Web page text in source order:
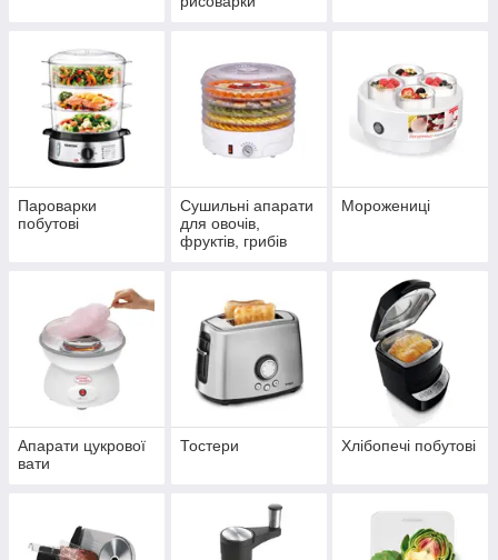
Замовити кухонну техніку
Пароварки
побутові
Сушильні апарати
для овочів,
фруктів, грибів
Морожениці
Апарати цукрової
вати
Тостери Хлібопечі побутові